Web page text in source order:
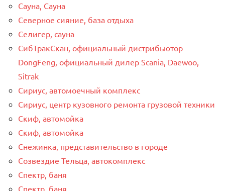
Сауна, Сауна
Северное сияние, база отдыха
Селигер, сауна
СибТракСкан, официальный дистрибьютор
DongFeng, официальный дилер Scania, Daewoo,
Sitrak
Сириус, автомоечный комплекс
Сириус, центр кузовного ремонта грузовой техники
Скиф, автомойка
Скиф, автомойка
Снежинка, представительство в городе
Созвездие Тельца, автокомплекс
Спектр, баня
Спектр, баня